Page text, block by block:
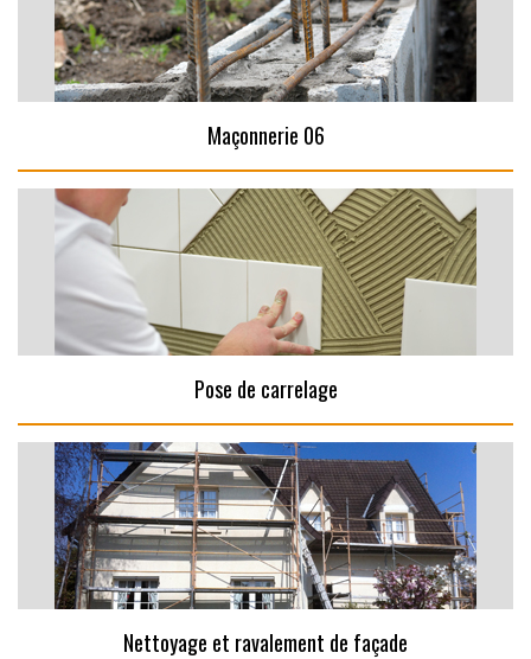
Maçonnerie 06
Pose de carrelage
Nettoyage et ravalement de façade